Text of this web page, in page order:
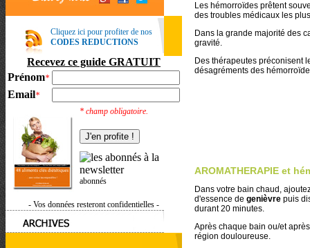
Cliquez ici pour profiter de nos
CODES REDUCTIONS
Recevez ce guide GRATUIT
Prénom*
Email*
* champ obligatoire.
abonnés
- Vos données resteront confidentielles -
Les hémorroïdes prêtent
des troubles médicaux les
Dans la grande majorité des
gravité.
Des thérapeutes préconisent
désagréments des
AROMATHERAPIE et
Dans votre bain chaud,
d'essence de genièvre puis
durant 20 minutes.
Après chaque bain ou/et
région douloureuse.